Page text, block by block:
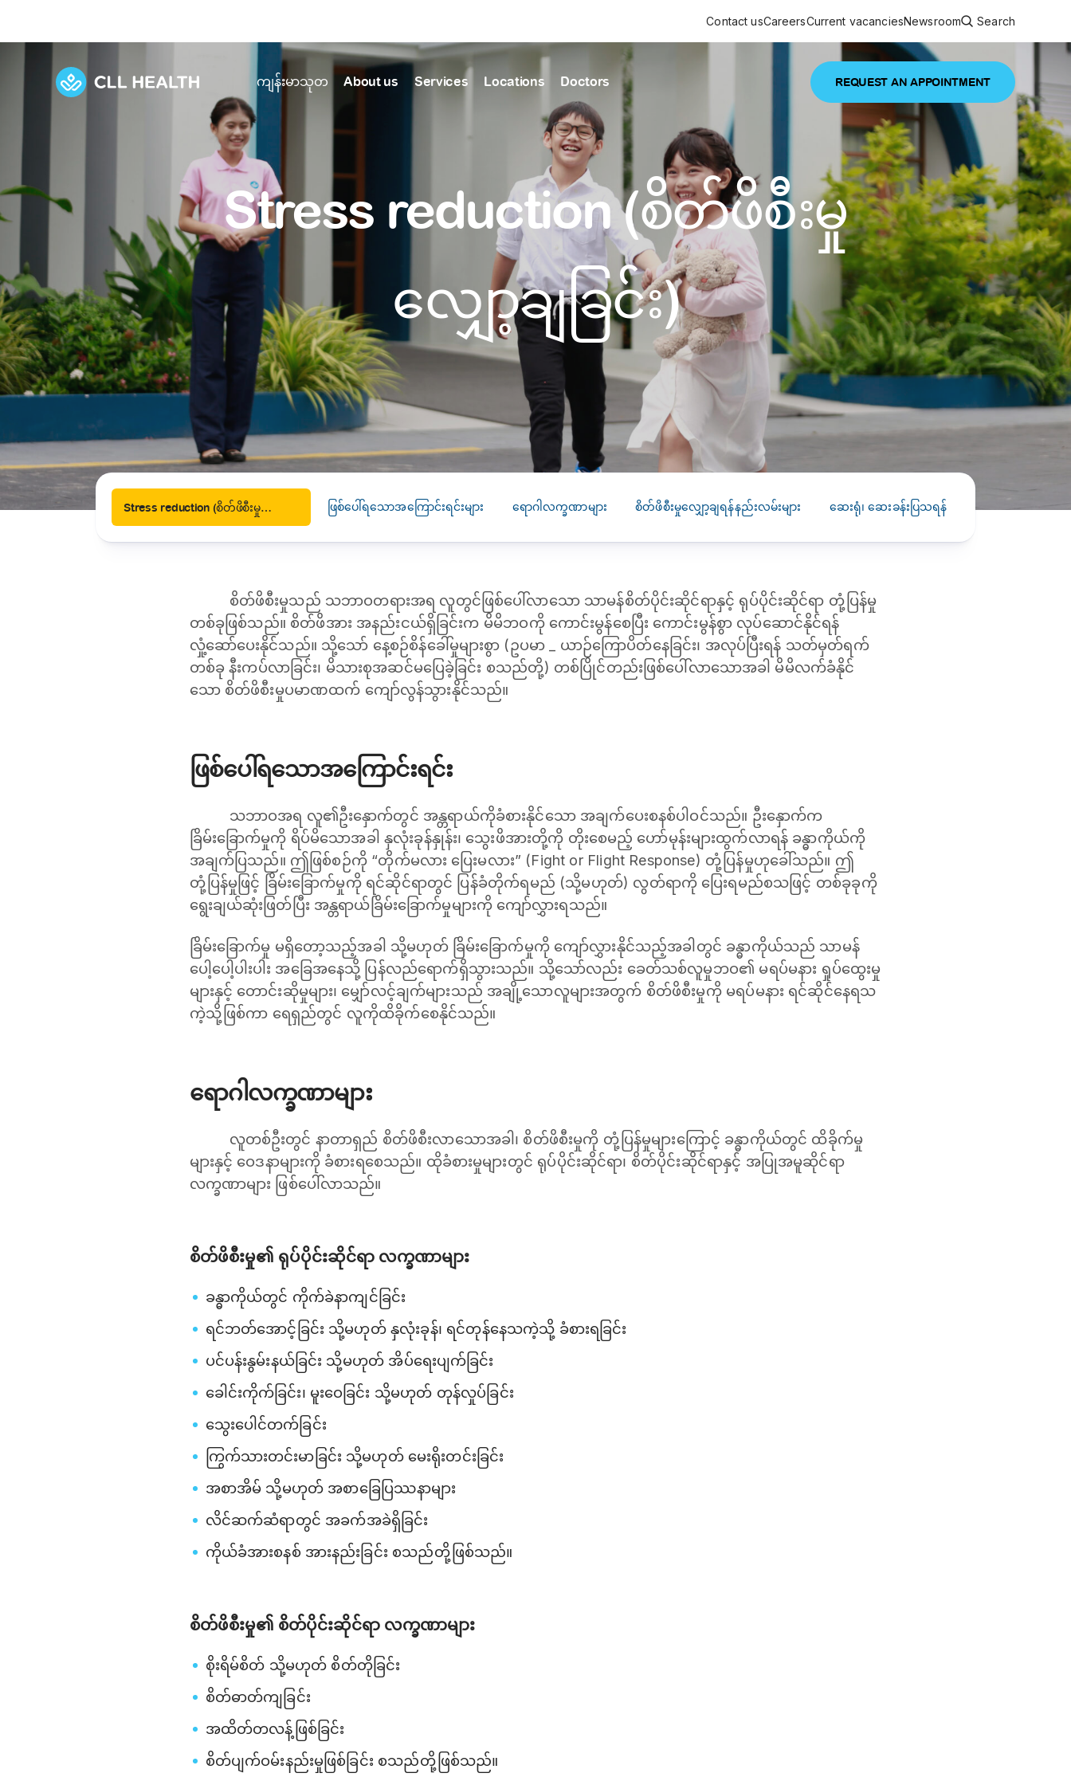
ကျန်းမာသုတ
View all health articles
Emergencies
Diseases and Conditions
Symptoms
Tests and Procedures
Drugs and Supplements
Healthy Lifestyles
Find Health articles by first letter
C E F G H J
K
L
M N P Q R S T U
V
W
X Y Z #
Or search by keyword
ALL ARTICLES
Featured article
DISEASES AND CONDITIONS
22 APR 2026
Melioidosis (မယ်လီယွိုက်ဒိုး
လီယွိုက်ဒိုးဆစ် ပြင်းထန်
About us
About us
Discover our commitment to transforming healthcare
Our history
Careers
News
News & Announcements
PRESS RELEASE
16 JAN 2026
CLL HEALTH
Strengthens
Myanmar Through
Phyu Laboratory and
Yangon, Myanmar, 8
January 2026 — CLL
HEALTH is pleased to
announce the...
PRESS RELEASE
29 AUG 2024
CLL HEALTH unveils
Yangon, advancing
primary care
services
HEALTH is delighted to
announce the...
Services
Explore Services
Comprehensive care for your health and well-being
Primary care Developmental screening
Immunisation Diagnostics
Digestive care Fertility care
Rehabilitation Health screening
Our featured services
Trusted care for every stage of life
Primary care
Comprehensive and continuing health care from prenatal
to elderly stages, coordinating with specialists as
needed
Locations
Our Facilities
Comprehensive care for your health and well-being
Our polyclinics
Quality primary and specialty care near you
Our clinics
Diagnostics and treatment in one place
Laboratories
Accurate and reliable diagnostic testing services
Medical travel offices
One-stop medical referral services
Our clinics
Dedicated to providing comprehensive interdisciplinary
healthcare services
Shin Saw Pu Clinic
A Top-Tier Primary Care Facility Inaugurated in Yangon for
Local and Expatriate Families
Doctors REQUEST AN APPOINTMENT
Contact usCareersCurrent vacanciesNewsroom Search
Stress reduction (စိတ်ဖိစီးမှု
လျှော့ချခြင်း)
Stress reduction (စိတ်ဖိစီးမှုလျှော့ချခြင်း) ဖြစ်ပေါ်ရသောအကြောင်းရင်းများ ရောဂါလက္ခဏာများ စိတ်ဖိစီးမှုလျှော့ချရန်နည်းလမ်းများ ဆေးရုံ၊ ဆေးခန်းပြသရန်
စိတ်ဖိစီးမှုသည် သဘာဝတရားအရ လူတွင်ဖြစ်ပေါ်လာသော သာမန်စိတ်ပိုင်းဆိုင်ရာနှင့် ရုပ်ပိုင်းဆိုင်ရာ တုံ့ပြန်မှု
တစ်ခုဖြစ်သည်။ စိတ်ဖိအား အနည်းငယ်ရှိခြင်းက မိမိဘဝကို ကောင်းမွန်စေပြီး ကောင်းမွန်စွာ လုပ်ဆောင်နိုင်ရန်
လှုံ့ဆော်ပေးနိုင်သည်။ သို့သော် နေ့စဉ်စိန်ခေါ်မှုများစွာ (ဥပမာ _ ယာဉ်ကြောပိတ်နေခြင်း၊ အလုပ်ပြီးရန် သတ်မှတ်ရက်
တစ်ခု နီးကပ်လာခြင်း၊ မိသားစုအဆင်မပြေခဲ့ခြင်း စသည်တို့) တစ်ပြိုင်တည်းဖြစ်ပေါ်လာသောအခါ မိမိလက်ခံနိုင်
သော စိတ်ဖိစီးမှုပမာဏထက် ကျော်လွန်သွားနိုင်သည်။
ဖြစ်ပေါ်ရသောအကြောင်းရင်း
သဘာဝအရ လူ၏ဦးနှောက်တွင် အန္တရာယ်ကိုခံစားနိုင်သော အချက်ပေးစနစ်ပါဝင်သည်။ ဦးနှောက်က
ခြိမ်းခြောက်မှုကို ရိပ်မိသောအခါ နှလုံးခုန်နှုန်း၊ သွေးဖိအားတို့ကို တိုးစေမည့် ဟော်မုန်းများထွက်လာရန် ခန္ဓာကိုယ်ကို
အချက်ပြသည်။ ဤဖြစ်စဉ်ကို “တိုက်မလား ပြေးမလား” (Fight or Flight Response) တုံ့ပြန်မှုဟုခေါ်သည်။ ဤ
တုံ့ပြန်မှုဖြင့် ခြိမ်းခြောက်မှုကို ရင်ဆိုင်ရာတွင် ပြန်ခံတိုက်ရမည် (သို့မဟုတ်) လွတ်ရာကို ပြေးရမည်စသဖြင့် တစ်ခုခုကို
ရွေးချယ်ဆုံးဖြတ်ပြီး အန္တရာယ်ခြိမ်းခြောက်မှုများကို ကျော်လွှားရသည်။
ခြိမ်းခြောက်မှု မရှိတော့သည့်အခါ သို့မဟုတ် ခြိမ်းခြောက်မှုကို ကျော်လွှားနိုင်သည့်အခါတွင် ခန္ဓာကိုယ်သည် သာမန်
ပေါ့ပေါ့ပါးပါး အခြေအနေသို့ ပြန်လည်ရောက်ရှိသွားသည်။ သို့သော်လည်း ခေတ်သစ်လူမှုဘဝ၏ မရပ်မနား ရှုပ်ထွေးမှု
များနှင့် တောင်းဆိုမှုများ၊ မျှော်လင့်ချက်များသည် အချို့သောလူများအတွက် စိတ်ဖိစီးမှုကို မရပ်မနား ရင်ဆိုင်နေရသ
ကဲ့သို့ဖြစ်ကာ ရေရှည်တွင် လူကိုထိခိုက်စေနိုင်သည်။
ရောဂါလက္ခဏာများ
လူတစ်ဦးတွင် နာတာရှည် စိတ်ဖိစီးလာသောအခါ၊ စိတ်ဖိစီးမှုကို တုံ့ပြန်မှုများကြောင့် ခန္ဓာကိုယ်တွင် ထိခိုက်မှု
များနှင့် ဝေဒနာများကို ခံစားရစေသည်။ ထိုခံစားမှုများတွင် ရုပ်ပိုင်းဆိုင်ရာ၊ စိတ်ပိုင်းဆိုင်ရာနှင့် အပြုအမူဆိုင်ရာ
လက္ခဏာများ ဖြစ်ပေါ်လာသည်။
စိတ်ဖိစီးမှု၏ ရုပ်ပိုင်းဆိုင်ရာ လက္ခဏာများ
ခန္ဓာကိုယ်တွင် ကိုက်ခဲနာကျင်ခြင်း
ရင်ဘတ်အောင့်ခြင်း သို့မဟုတ် နှလုံးခုန်၊ ရင်တုန်နေသကဲ့သို့ ခံစားရခြင်း
ပင်ပန်းနွမ်းနယ်ခြင်း သို့မဟုတ် အိပ်ရေးပျက်ခြင်း
ခေါင်းကိုက်ခြင်း၊ မူးဝေခြင်း သို့မဟုတ် တုန်လှုပ်ခြင်း
သွေးပေါင်တက်ခြင်း
ကြွက်သားတင်းမာခြင်း သို့မဟုတ် မေးရိုးတင်းခြင်း
အစာအိမ် သို့မဟုတ် အစာခြေပြဿနာများ
လိင်ဆက်ဆံရာတွင် အခက်အခဲရှိခြင်း
ကိုယ်ခံအားစနစ် အားနည်းခြင်း စသည်တို့ဖြစ်သည်။
စိတ်ဖိစီးမှု၏ စိတ်ပိုင်းဆိုင်ရာ လက္ခဏာများ
စိုးရိမ်စိတ် သို့မဟုတ် စိတ်တိုခြင်း
စိတ်ဓာတ်ကျခြင်း
အထိတ်တလန့်ဖြစ်ခြင်း
စိတ်ပျက်ဝမ်းနည်းမှုဖြစ်ခြင်း စသည်တို့ဖြစ်သည်။